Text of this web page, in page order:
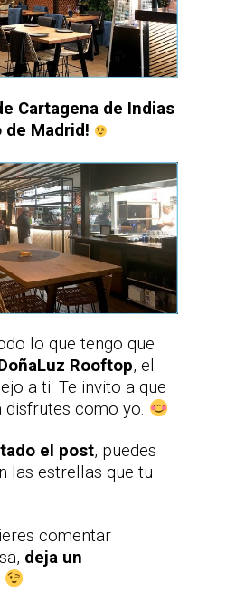
Cartagena de Indias
Madrid!
lo que tengo que
Rooftop, el
a ti. Te invito a que
disfrutes como yo.
el post, puedes
las estrellas que tu
comentar
deja un